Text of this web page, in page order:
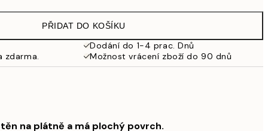
PŘIDAT DO KOŠÍKU
Dodání do 1-4 prac. Dnů
zdarma.
Možnost vrácení zboží do 90 dnů
na plátně a má plochý povrch.